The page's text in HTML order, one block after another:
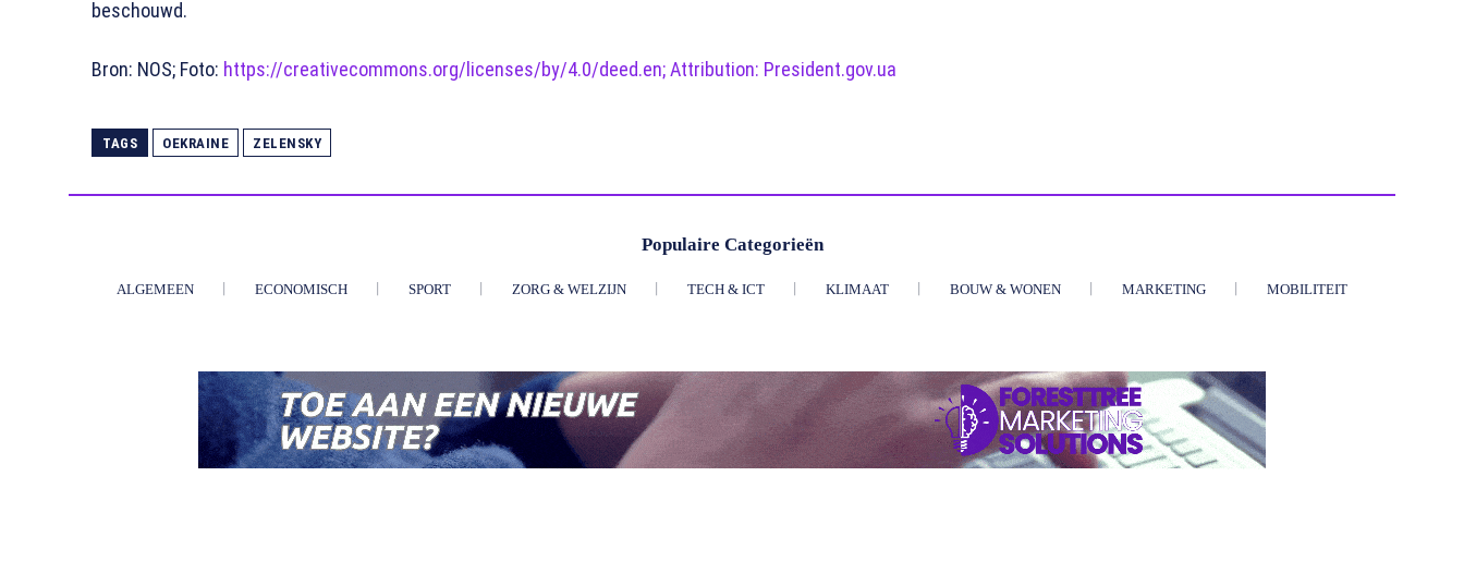
beschouwd.
Bron: NOS; Foto: https://creativecommons.org/licenses/by/4.0/deed.en; Attribution: President.gov.ua
TAGS OEKRAINE ZELENSKY
Populaire Categorieën
ALGEMEEN ECONOMISCH SPORT ZORG & WELZIJN TECH & ICT KLIMAAT BOUW & WONEN MARKETING MOBILITEIT